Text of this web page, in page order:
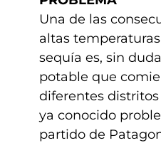
Una de las
altas
sequía es, sin
potable que
diferentes
ya conocido
partido de